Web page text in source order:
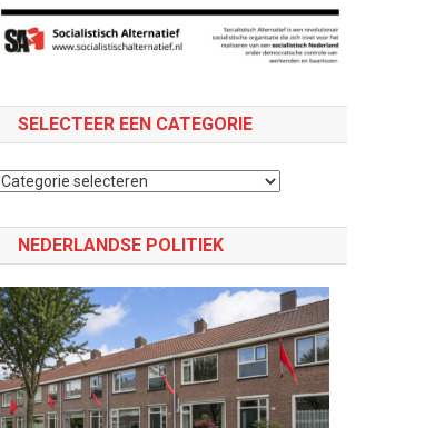
SELECTEER EEN CATEGORIE
Selecteer
categorie
NEDERLANDSE POLITIEK